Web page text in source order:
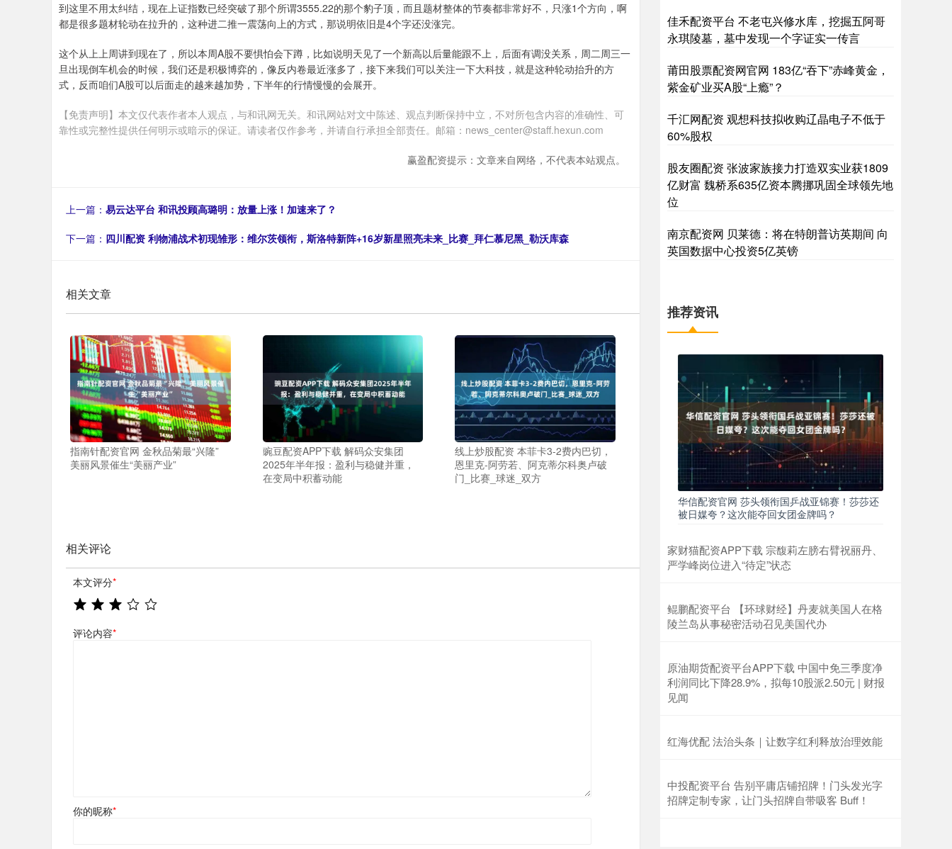
到这里不用太纠结，现在上证指数已经突破了那个所谓3555.22的那个豹子顶，而且题材整体的节奏都非常好不，只涨1个方向，啊
都是很多题材轮动在拉升的，这种进二推一震荡向上的方式，那说明依旧是4个字还没涨完。
这个从上上周讲到现在了，所以本周A股不要惧怕会下蹲，比如说明天见了一个新高以后量能跟不上，后面有调没关系，周二周三一
旦出现倒车机会的时候，我们还是积极博弈的，像反内卷最近涨多了，接下来我们可以关注一下大科技，就是这种轮动抬升的方
式，反而咱们A股可以后面走的越来越加势，下半年的行情慢慢的会展开。
【免责声明】本文仅代表作者本人观点，与和讯网无关。和讯网站对文中陈述、观点判断保持中立，不对所包含内容的准确性、可
靠性或完整性提供任何明示或暗示的保证。请读者仅作参考，并请自行承担全部责任。邮箱：news_center@staff.hexun.com
赢盈配资提示：文章来自网络，不代表本站观点。
上一篇： 易云达平台 和讯投顾高璐明：放量上涨！加速来了？
下一篇： 四川配资 利物浦战术初现雏形：维尔茨领衔，斯洛特新阵+16岁新星照亮未来_比赛_拜仁慕尼黑_勒沃库森
相关文章
指南针配资官网 金秋品菊最“兴隆”
美丽风景催生“美丽产业”
豌豆配资APP下载 解码众安集团
2025年半年报：盈利与稳健并重，
在变局中积蓄动能
线上炒股配资 本菲卡3-2费内巴切，
恩里克-阿劳若、阿克蒂尔科奥卢破
门_比赛_球迷_双方
相关评论
本文评分*
评论内容*
你的昵称*
佳禾配资平台 不老屯兴修水库，挖掘五阿哥
永琪陵墓，墓中发现一个字证实一传言
莆田股票配资网官网 183亿“吞下”赤峰黄金，
紫金矿业买A股“上瘾”？
千汇网配资 观想科技拟收购辽晶电子不低于
60%股权
股友圈配资 张波家族接力打造双实业获1809
亿财富 魏桥系635亿资本腾挪巩固全球领先地
位
南京配资网 贝莱德：将在特朗普访英期间 向
英国数据中心投资5亿英镑
推荐资讯
华信配资官网 莎头领衔国乒战亚锦赛！莎莎还
被日媒夸？这次能夺回女团金牌吗？
家财猫配资APP下载 宗馥莉左膀右臂祝丽丹、
严学峰岗位进入“待定”状态
鲲鹏配资平台 【环球财经】丹麦就美国人在格
陵兰岛从事秘密活动召见美国代办
原油期货配资平台APP下载 中国中免三季度净
利润同比下降28.9%，拟每10股派2.50元 | 财报
见闻
红海优配 法治头条｜让数字红利释放治理效能
中投配资平台 告别平庸店铺招牌！门头发光字
招牌定制专家，让门头招牌自带吸客 Buff！